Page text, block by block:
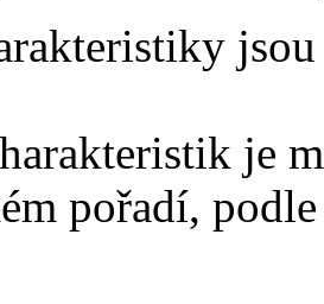
jsou
je
pořadí,